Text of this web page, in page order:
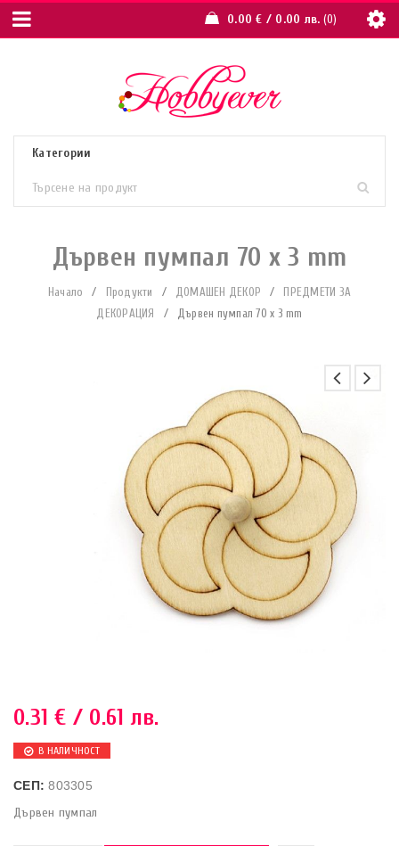
0.00€ / 0.00 лв. 0
Дървен пумпал 70 x 3 mm
Начало / Продукти / ДОМАШЕН ДЕКОР /
ПРЕДМЕТИ ЗА
ДЕКОРАЦИЯ
/ Дървен пумпал 70 x 3 mm
0.31€ / 0.61 лв.
В НАЛИЧНОСТ
СЕП:803305
Дървен пумпал